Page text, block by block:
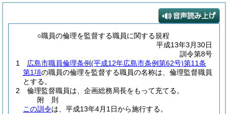
○職員の倫理を監督する職員に関する規程
平成13年3月30日
訓令第8号
1 広島市職員倫理条例(平成12年広島市条例第62号)第11条
第1項の職員の倫理を監督する職員の名称は、倫理監督職員
とする。
2 倫理監督職員は、企画総務局長をもって充てる。
附 則
この訓令は、平成13年4月1日から施行する。